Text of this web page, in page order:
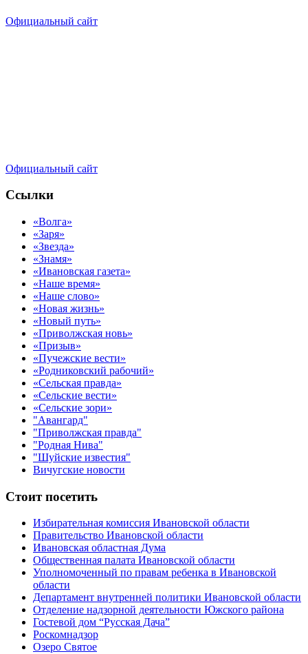
Официальный сайт
Официальный сайт
Ссылки
«Волга»
«Заря»
«Звезда»
«Знамя»
«Ивановская газета»
«Наше время»
«Наше слово»
«Новая жизнь»
«Новый путь»
«Приволжская новь»
«Призыв»
«Пучежские вести»
«Родниковский рабочий»
«Сельская правда»
«Сельские вести»
«Сельские зори»
"Авангард"
"Приволжская правда"
"Родная Нива"
"Шуйские известия"
Вичугские новости
Стоит посетить
Избирательная комиссия Ивановской области
Правительство Ивановской области
Ивановская областная Дума
Общественная палата Ивановской области
Уполномоченный по правам ребенка в Ивановской
области
Департамент внутренней политики Ивановской области
Отделение надзорной деятельности Южского района
Гостевой дом “Русская Дача”
Роскомнадзор
Озеро Святое